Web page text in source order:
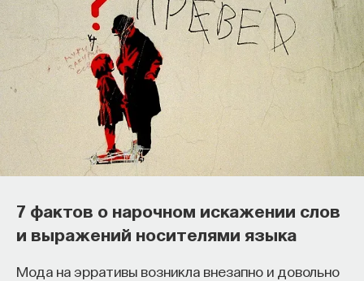
7 фактов о нарочном искажении слов
и выражений носителями языка
Мода на эрративы возникла внезапно и довольно
эмоции, внимание, воля связаны
с передачей сигналов